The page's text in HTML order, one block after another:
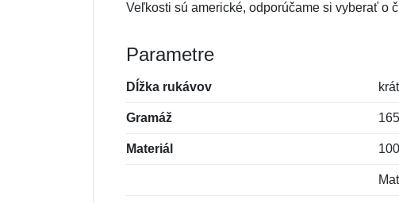
Veľkosti sú americké, odporúčame si vyberať o
Parametre
Dĺžka rukávov
Gramáž
Materiál